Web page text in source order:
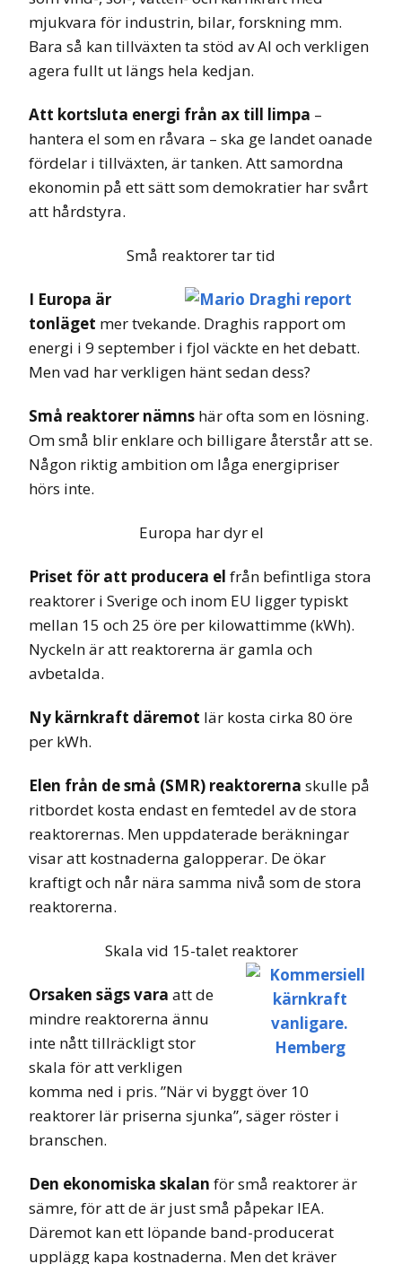
mjukvara för industrin, bilar, forskning mm.
Bara så kan tillväxten ta stöd av AI och verkligen
agera fullt ut längs hela kedjan.
Att kortsluta energi från ax till limpa –
hantera el som en råvara – ska ge landet oanade
fördelar i tillväxten, är tanken. Att samordna
ekonomin på ett sätt som demokratier har svårt
att hårdstyra.
Små reaktorer tar tid
I Europa är
tonläget mer tvekande. Draghis rapport om
energi i 9 september i fjol väckte en het debatt.
Men vad har verkligen hänt sedan dess?
Små reaktorer nämns här ofta som en lösning.
Om små blir enklare och billigare återstår att se.
Någon riktig ambition om låga energipriser
hörs inte.
Europa har dyr el
Priset för att producera el från befintliga stora
reaktorer i Sverige och inom EU ligger typiskt
mellan 15 och 25 öre per kilowattimme (kWh).
Nyckeln är att reaktorerna är gamla och
avbetalda.
Ny kärnkraft däremot lär kosta cirka 80 öre
per kWh.
Elen från de små (SMR) reaktorerna skulle på
ritbordet kosta endast en femtedel av de stora
reaktorernas. Men uppdaterade beräkningar
visar att kostnaderna galopperar. De ökar
kraftigt och når nära samma nivå som de stora
reaktorerna.
Skala vid 15-talet reaktorer
Orsaken sägs vara att de
mindre reaktorerna ännu
inte nått tillräckligt stor
skala för att verkligen
komma ned i pris. ”När vi byggt över 10
reaktorer lär priserna sjunka”, säger röster i
branschen.
Den ekonomiska skalan för små reaktorer är
sämre, för att de är just små påpekar IEA.
Däremot kan ett löpande band-producerat
upplägg kapa kostnaderna. Men det kräver